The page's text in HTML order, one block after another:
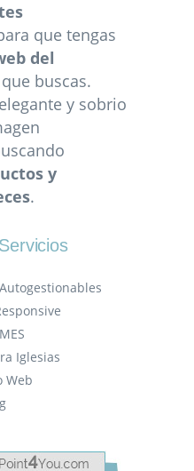
que tengas
del
buscas.
y sobrio
y
.
Iglesias
Web